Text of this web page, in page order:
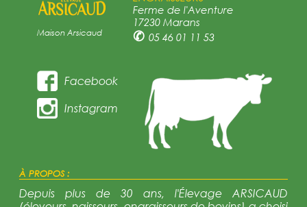
Maison Arsicaud
Ferme de l'Aventure
17230 Marans
✆ 05 46 01 11 53
Facebook
Instagram
À PROPOS :
Depuis plus de 30 ans, l'Élevage ARSICAUD